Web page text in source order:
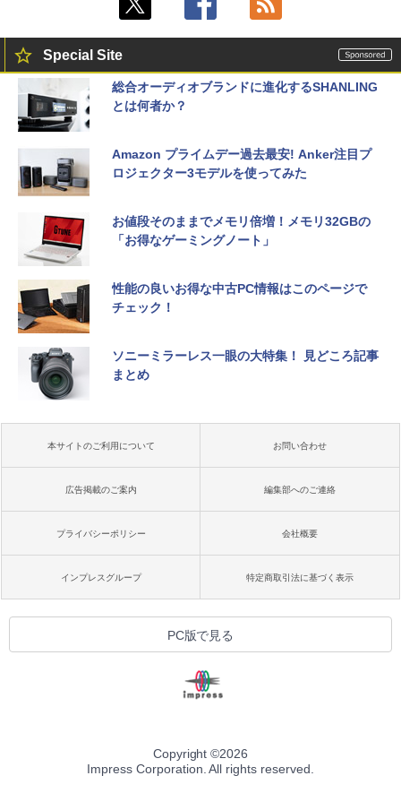
Special Site
総合オーディオブランドに進化するSHANLING
とは何者か？
Amazon プライムデー過去最安! Anker注目プ
ロジェクター3モデルを使ってみた
お値段そのままでメモリ倍増！メモリ32GBの
「お得なゲーミングノート」
性能の良いお得な中古PC情報はこのページで
チェック！
ソニーミラーレス一眼の大特集！ 見どころ記事
まとめ
本サイトのご利用について お問い合わせ
広告掲載のご案内 編集部へのご連絡
プライバシーポリシー 会社概要
インプレスグループ 特定商取引法に基づく表示
PC版で見る
Copyright ©2026
Impress Corporation. All rights reserved.